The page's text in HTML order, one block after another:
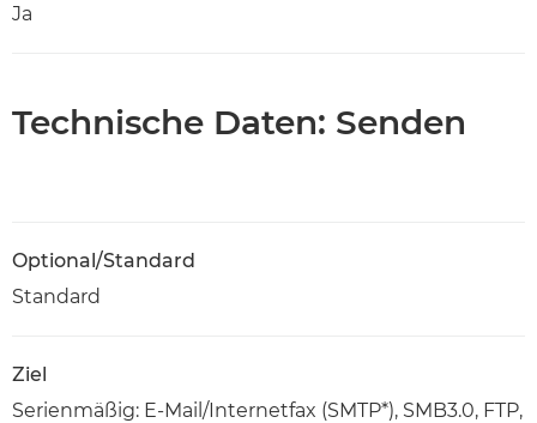
Ja
Technische Daten: Senden
Optional/Standard
Standard
Ziel
Serienmäßig: E-Mail/Internetfax (SMTP*), SMB3.0, FTP,